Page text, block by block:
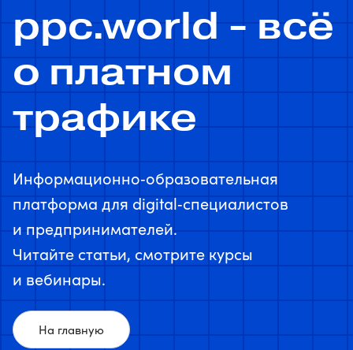
ppc.world - всё
о платном
трафике
Информационно‑образовательная
платформа для digital‑специалистов
и предпринимателей.
Читайте статьи, смотрите курсы
и вебинары.
На главную